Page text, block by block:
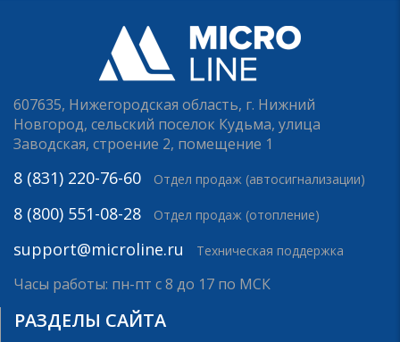
607635, Нижегородская область, г. Нижний
Новгород, сельский поселок Кудьма, улица
Заводская, строение 2, помещение 1
8 (831) 220-76-60 Отдел продаж (автосигнализации)
8 (800) 551-08-28 Отдел продаж (отопление)
support@microline.ru Техническая поддержка
Часы работы: пн-пт с 8 до 17 по МСК
РАЗДЕЛЫ САЙТА